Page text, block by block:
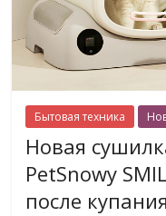
Бытовая техника
Новая
PetSnowy
после купания